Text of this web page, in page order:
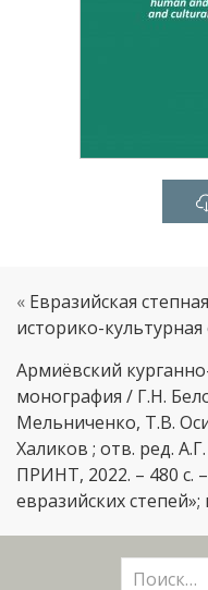
« Евразийская
историко-культурная
Армиёвский
монография / Г.Н.
Мельниченко, Т.В.
Халиков ; отв. ред.
ПРИНТ, 2022. – 480 с.
евразийских степей»;